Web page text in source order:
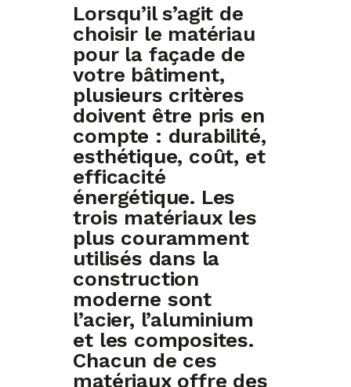
Lorsqu’il s’agit de
choisir le matériau
pour la façade de
votre bâtiment,
plusieurs critères
doivent être pris en
compte : durabilité,
esthétique, coût, et
efficacité
énergétique. Les
trois matériaux les
plus couramment
utilisés dans la
construction
moderne sont
l’acier, l’aluminium
et les composites.
Chacun de ces
matériaux offre des